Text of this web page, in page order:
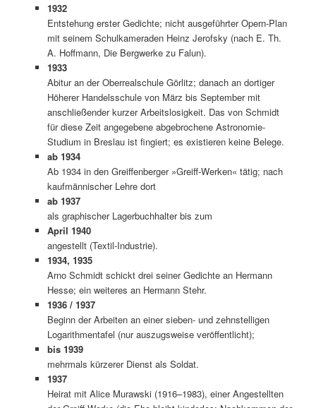
1932
Entstehung erster Gedichte; nicht ausgeführter Opern-Plan
mit seinem Schulkameraden Heinz Jerofsky (nach E. Th.
A. Hoffmann, Die Bergwerke zu Falun).
1933
Abitur an der Oberrealschule Görlitz; danach an dortiger
Höherer Handelsschule von März bis September mit
anschließender kurzer Arbeitslosigkeit. Das von Schmidt
für diese Zeit angegebene abgebrochene Astronomie-
Studium in Breslau ist fingiert; es existieren keine Belege.
ab 1934
Ab 1934 in den Greiffenberger »Greiff-Werken« tätig; nach
kaufmännischer Lehre dort
ab 1937
als graphischer Lagerbuchhalter bis zum
April 1940
angestellt (Textil-Industrie).
1934, 1935
Arno Schmidt schickt drei seiner Gedichte an Hermann
Hesse; ein weiteres an Hermann Stehr.
1936 / 1937
Beginn der Arbeiten an einer sieben- und zehnstelligen
Logarithmentafel (nur auszugsweise veröffentlicht);
bis 1939
mehrmals kürzerer Dienst als Soldat.
1937
Heirat mit Alice Murawski (1916–1983), einer Angestellten